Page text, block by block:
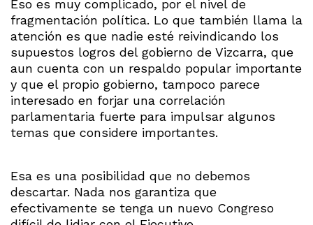
Eso es muy complicado, por el nivel de
fragmentación política. Lo que también llama la
atención es que nadie esté reivindicando los
supuestos logros del gobierno de Vizcarra, que
aun cuenta con un respaldo popular importante
y que el propio gobierno, tampoco parece
interesado en forjar una correlación
parlamentaria fuerte para impulsar algunos
temas que considere importantes.
Esa es una posibilidad que no debemos
descartar. Nada nos garantiza que
efectivamente se tenga un nuevo Congreso